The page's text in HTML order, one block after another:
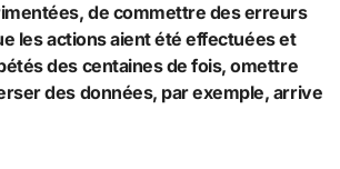
de commettre des erreurs
les actions aient été effectuées et
des centaines de fois, omettre
des données, par exemple, arrive